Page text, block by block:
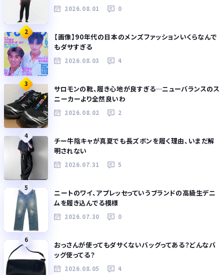
2026.08.01 0
2
【画像】90年代の日本のメンズファッションいくらなんで
もダサすぎる
2026.08.03 4
3
サロモンの靴、履き心地が良すぎる…ニューバランスのス
ニーカーより全然良いわ
2026.08.02 2
4
チー牛陰キャが真夏でも長ズボンを履く理由、いまだ解
明されない
2026.07.31 5
5
ニートのワイ、アプレッセっていうブランドの高級生デニ
ムを履き込んでる模様
2026.07.30 0
6
おっさんが使ってもダサくないバッグってある？どんなバ
ッグ使ってる？
2026.08.05 4